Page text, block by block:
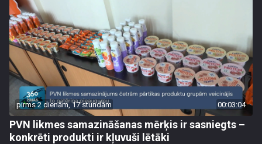
pirms 2 dienām, 17 stundām 00:03:04
PVN likmes samazināšanas mērķis ir sasniegts –
konkrēti produkti ir kļuvuši lētāki